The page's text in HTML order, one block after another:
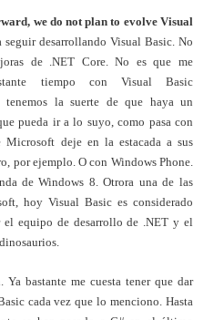
we do not plan to evolve Visual
seguir desarrollando Visual Basic. No
de .NET Core. No es que me
tiempo con Visual Basic
la suerte de que haya un
pueda ir a lo suyo, como pasa con
Microsoft deje en la estacada a sus
por ejemplo. O con Windows Phone.
de Windows 8. Otrora una de las
hoy Visual Basic es considerado
equipo de desarrollo de .NET y el
bastante me cuesta tener que dar
cada vez que lo menciono. Hasta